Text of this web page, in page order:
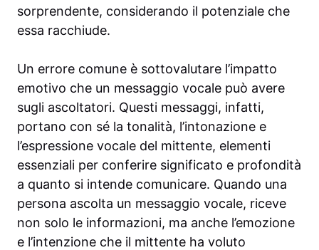
sorprendente, considerando il potenziale che
essa racchiude.
Un errore comune è sottovalutare l’impatto
emotivo che un messaggio vocale può avere
sugli ascoltatori. Questi messaggi, infatti,
portano con sé la tonalità, l’intonazione e
l’espressione vocale del mittente, elementi
essenziali per conferire significato e profondità
a quanto si intende comunicare. Quando una
persona ascolta un messaggio vocale, riceve
non solo le informazioni, ma anche l’emozione
e l’intenzione che il mittente ha voluto